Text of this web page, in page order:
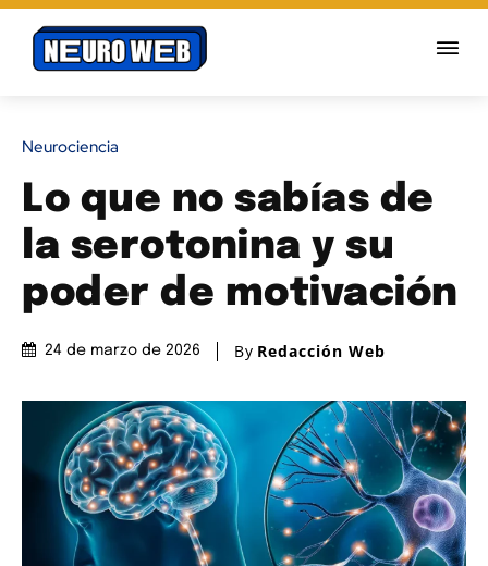
Neurociencia
Lo que no sabías de
la serotonina y su
poder de motivación
24 de marzo de 2026 By Redacción Web